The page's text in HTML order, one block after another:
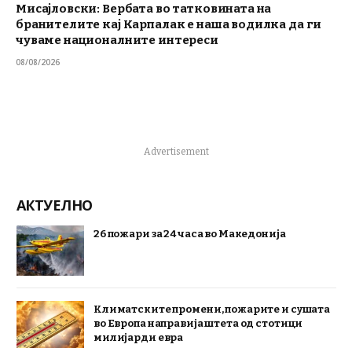
Мисајловски: Вербата во татковината на
бранителите кај Карпалак е наша водилка да ги
чуваме националните интереси
08/08/2026
Advertisement
АКТУЕЛНО
26 пожари за 24 часа во Македонија
Климатските промени, пожарите и сушата
во Европа направија штета од стотици
милијарди евра